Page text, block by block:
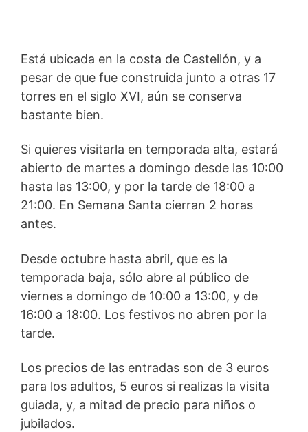
Está ubicada en la costa de Castellón, y a
pesar de que fue construida junto a otras 17
torres en el siglo XVI, aún se conserva
bastante bien.
Si quieres visitarla en temporada alta, estará
abierto de martes a domingo desde las 10:00
hasta las 13:00, y por la tarde de 18:00 a
21:00. En Semana Santa cierran 2 horas
antes.
Desde octubre hasta abril, que es la
temporada baja, sólo abre al público de
viernes a domingo de 10:00 a 13:00, y de
16:00 a 18:00. Los festivos no abren por la
tarde.
Los precios de las entradas son de 3 euros
para los adultos, 5 euros si realizas la visita
guiada, y, a mitad de precio para niños o
jubilados.